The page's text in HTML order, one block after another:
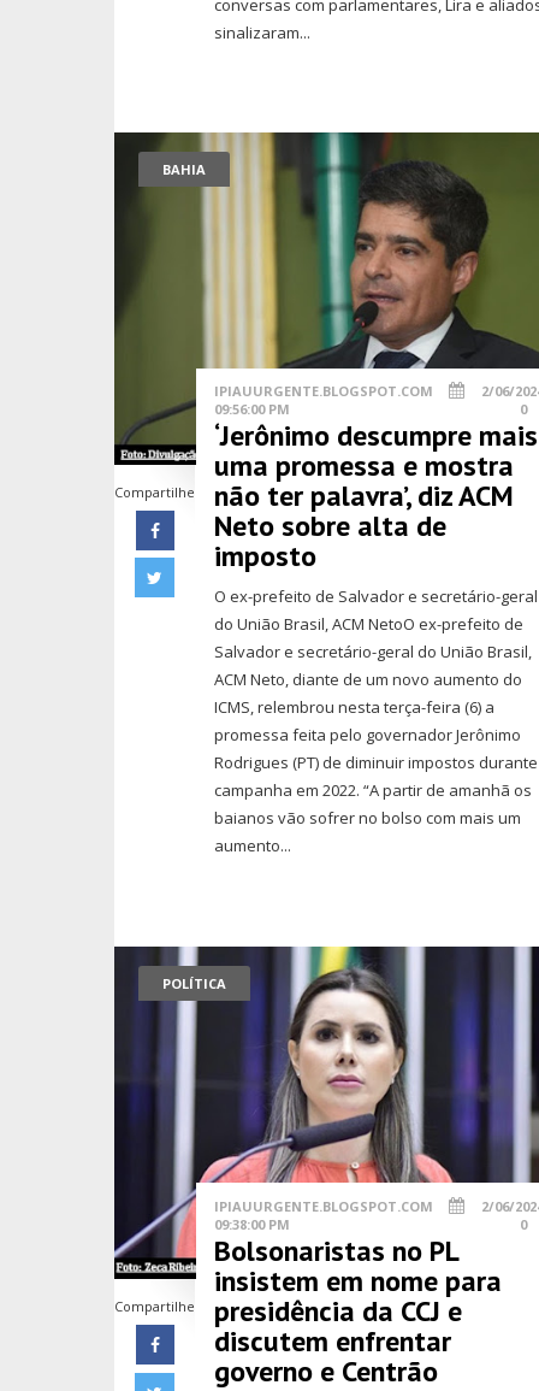
sinalizaram...
BAHIA
Compartilhe
IPIAUURGENTE.BLOGSPOT.COM
2/06/
09:56:00 PM
0
‘Jerônimo descumpre mais
uma promessa e mostra
não ter palavra’, diz ACM
Neto sobre alta de
imposto
O ex-prefeito de Salvador e secretário-geral
do União Brasil, ACM NetoO ex-prefeito de
Salvador e secretário-geral do União Brasil,
ACM Neto, diante de um novo aumento do
ICMS, relembrou nesta terça-feira (6) a
promessa feita pelo governador Jerônimo
Rodrigues (PT) de diminuir impostos
campanha em 2022. “A partir de amanhã os
baianos vão sofrer no bolso com mais um
aumento...
POLÍTICA
Compartilhe
IPIAUURGENTE.BLOGSPOT.COM
2/06/
09:38:00 PM
0
Bolsonaristas no PL
insistem em nome para
presidência da CCJ e
discutem enfrentar
governo e Centrão